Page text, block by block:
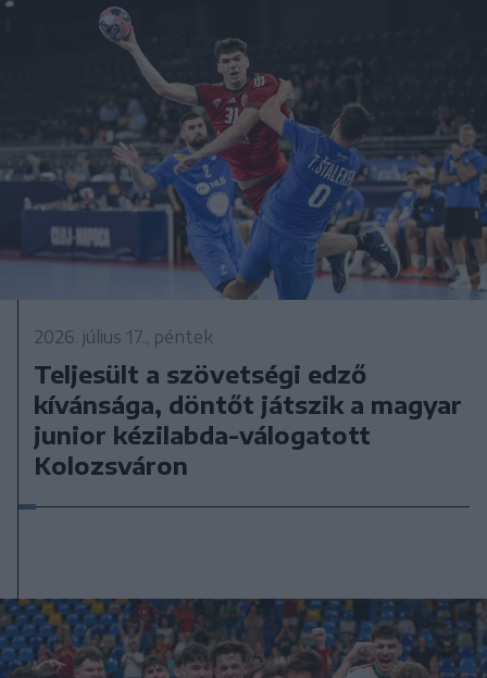
2026. július 17., péntek
Teljesült a szövetségi edző
kívánsága, döntőt játszik a magyar
junior kézilabda-válogatott
Kolozsváron